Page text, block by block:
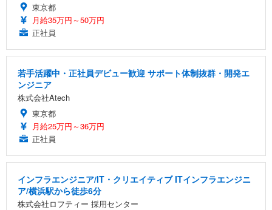
東京都
月給35万円～50万円
正社員
若手活躍中・正社員デビュー歓迎 サポート体制抜群・開発エ
ンジニア
株式会社Atech
東京都
月給25万円～36万円
正社員
インフラエンジニア/IT・クリエイティブ ITインフラエンジニ
ア/横浜駅から徒歩6分
株式会社ロフティー 採用センター